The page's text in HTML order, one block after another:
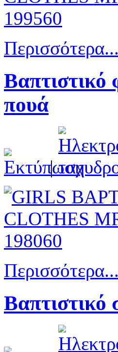
Περισσότερα...
πουά
|
Περισσότερα...
Βαπτιστικό